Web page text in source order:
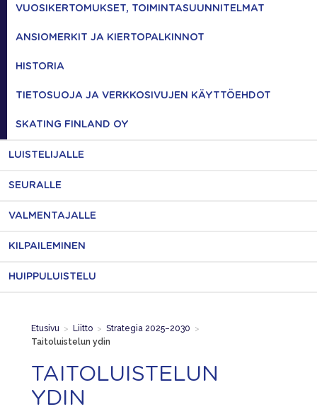
VUOSIKERTOMUKSET, TOIMINTASUUNNITELMAT
ANSIOMERKIT JA KIERTOPALKINNOT
HISTORIA
TIETOSUOJA JA VERKKOSIVUJEN KÄYTTÖEHDOT
SKATING FINLAND OY
LUISTELIJALLE
SEURALLE
VALMENTAJALLE
KILPAILEMINEN
HUIPPULUISTELU
Etusivu > Liitto > Strategia 2025–2030 >
Taitoluistelun ydin
TAITOLUISTELUN
YDIN